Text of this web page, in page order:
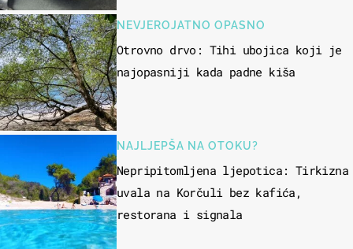
NEVJEROJATNO OPASNO
Otrovno drvo: Tihi ubojica koji je
najopasniji kada padne kiša
NAJLJEPŠA NA OTOKU?
Nepripitomljena ljepotica: Tirkizna
uvala na Korčuli bez kafića,
restorana i signala